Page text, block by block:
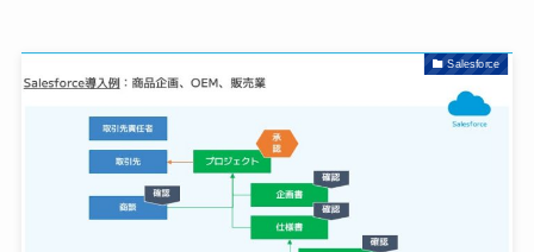
Salesforce